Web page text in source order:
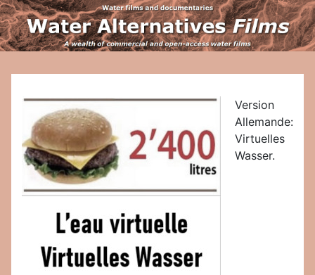
Version
Allemande:
Virtuelles
Wasser.